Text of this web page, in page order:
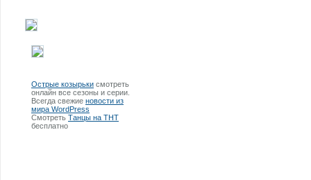
Острые козырьки смотреть
онлайн все сезоны и серии.
Всегда свежие новости из
мира WordPress
Смотреть Танцы на ТНТ
бесплатно